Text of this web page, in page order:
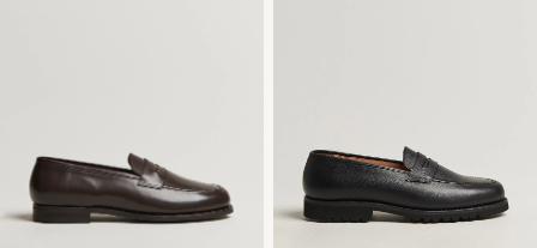
aktivieren
und